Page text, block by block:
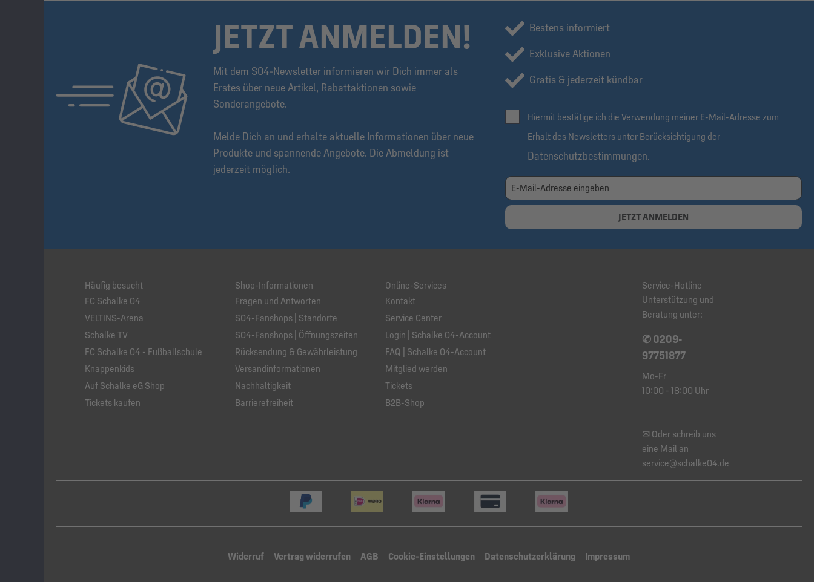
JETZT ANMELDEN!
Mit dem S04-Newsletter informieren wir Dich immer als
Erstes über neue Artikel, Rabattaktionen sowie
Sonderangebote.
Melde Dich an und erhalte aktuelle Informationen über neue
Produkte und spannende Angebote. Die Abmeldung ist
jederzeit möglich.
Bestens informiert
Exklusive Aktionen
Gratis & jederzeit kündbar
Hiermit bestätige ich die Verwendung meiner E-Mail-Adresse zum
Erhalt des Newsletters unter Berücksichtigung der
Datenschutzbestimmungen.
JETZT ANMELDEN
Häufig besucht
FC Schalke 04
VELTINS-Arena
Schalke TV
FC Schalke 04 - Fußballschule
Knappenkids
Auf Schalke eG Shop
Tickets kaufen
Shop-Informationen
Fragen und Antworten
S04-Fanshops | Standorte
S04-Fanshops | Öffnungszeiten
Rücksendung & Gewährleistung
Versandinformationen
Nachhaltigkeit
Barrierefreiheit
Online-Services
Kontakt
Service Center
Login | Schalke 04-Account
FAQ | Schalke 04-Account
Mitglied werden
Tickets
B2B-Shop
Service-Hotline
Unterstützung und
Beratung unter:
✆ 0209-
97751877
Mo-Fr
10:00 - 18:00 Uhr
✉ Oder schreib uns
eine Mail an
service@schalke04.de
Widerruf Vertrag widerrufen AGB Cookie-Einstellungen Datenschutzerklärung Impressum